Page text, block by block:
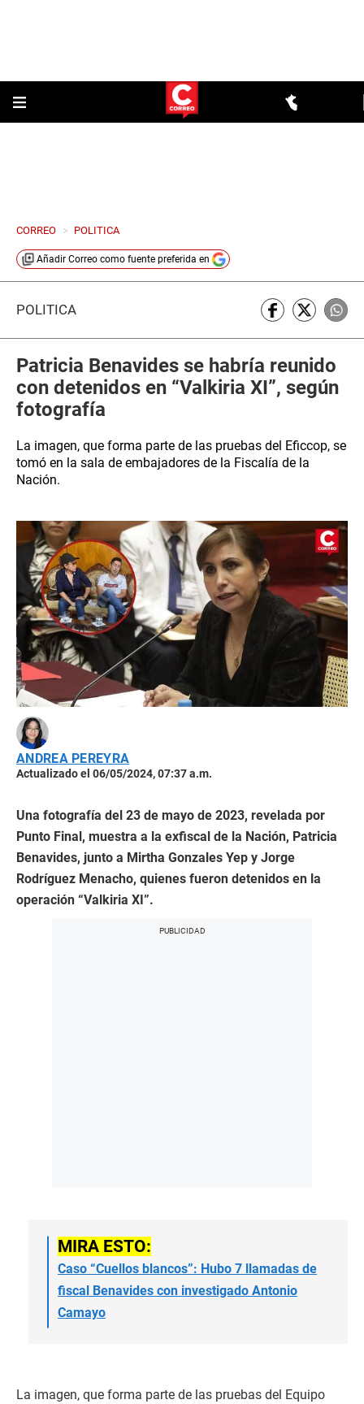
CORREO > POLITICA
Añadir Correo como fuente preferida en
POLÍTICA
Patricia Benavides se habría reunido
con detenidos en “Valkiria XI”, según
fotografía
La imagen, que forma parte de las pruebas del Eficcop, se
tomó en la sala de embajadores de la Fiscalía de la
Nación.
ANDREA PEREYRA
Actualizado el 06/05/2024, 07:37 a.m.
Una fotografía del 23 de mayo de 2023, revelada por
Punto Final, muestra a la exfiscal de la Nación, Patricia
Benavides, junto a Mirtha Gonzales Yep y Jorge
Rodríguez Menacho, quienes fueron detenidos en la
operación “Valkiria XI”.
MIRA ESTO:
Caso “Cuellos blancos”: Hubo 7 llamadas de
fiscal Benavides con investigado Antonio
Camayo
La imagen, que forma parte de las pruebas del Equipo